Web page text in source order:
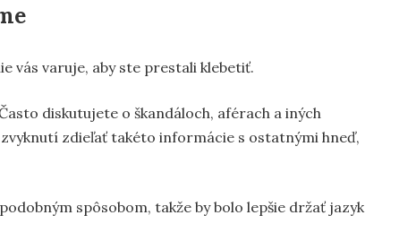
vás varuje, aby ste prestali klebetiť.
diskutujete o škandáloch, aférach a iných
zdieľať takéto informácie s ostatnými hneď,
spôsobom, takže by bolo lepšie držať jazyk